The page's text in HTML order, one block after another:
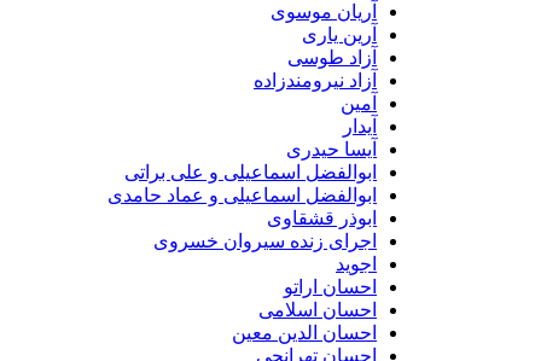
آریان موسوی
آرین یاری
آزاد طوسی
آزاد نیرومندزاده
آیسا حیدری
ابوالفضل اسماعیلی و علی براتی
ابوالفضل اسماعیلی و عماد حامدی
ابوذر قشقاوی
اجرای زنده سیروان خسروی
احسان اراتو
احسان اسلامی
احسان الدین معین
احسان تهرانچی